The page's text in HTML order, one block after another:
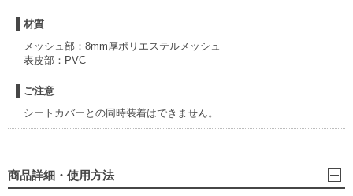
材質
メッシュ部：8mm厚ポリエステルメッシュ
表皮部：PVC
ご注意
シートカバーとの同時装着はできません。
商品詳細・使用方法